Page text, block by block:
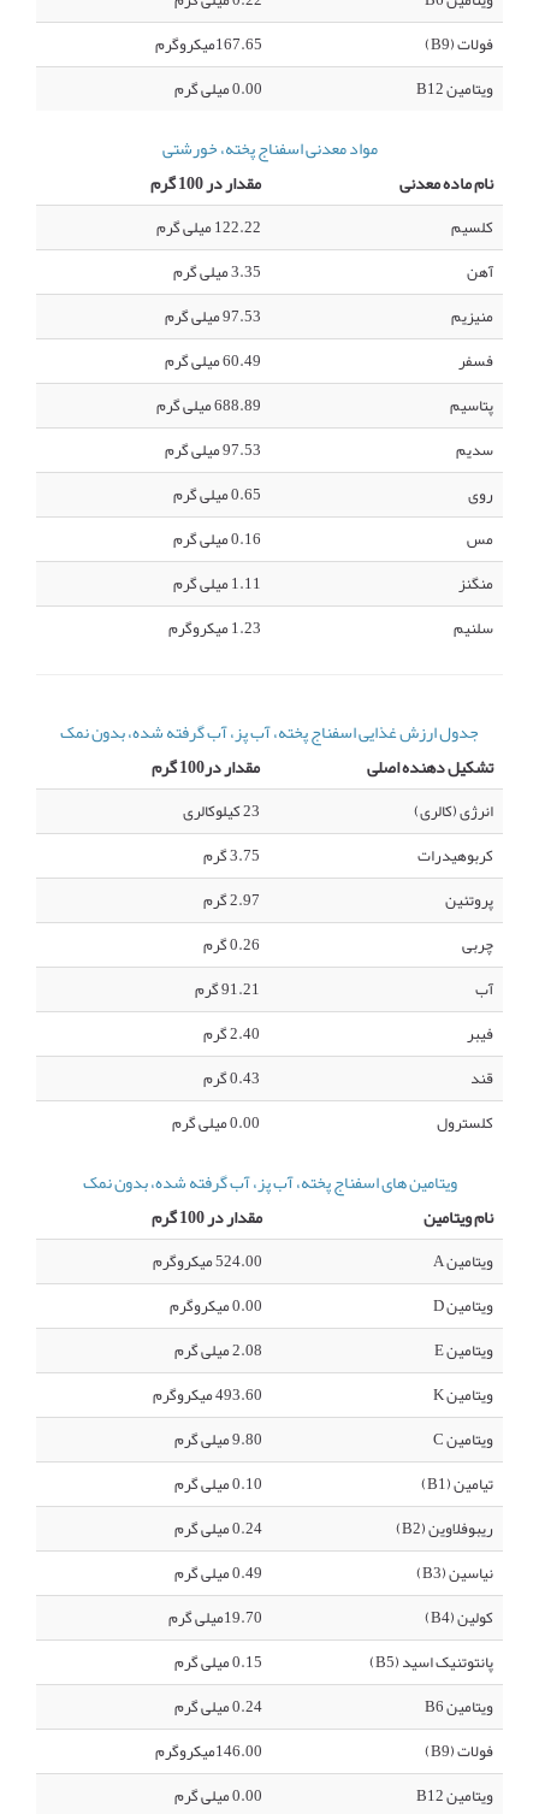
جدول ارزش غذایی اسفناج پخته، آب پز، آب گرفته شده، بدون نمک
تشکیل دهنده اصلی
مقدار در100 گرم
انرژی (کالری)
23 کیلوکالری
کربوهیدرات
3.75 گرم
پروتئین
2.97 گرم
چربی
0.26 گرم
آب
91.21 گرم
فیبر
2.40 گرم
قند
0.43 گرم
کلسترول
0.00 میلی گرم
ویتامین های اسفناج پخته، آب پز، آب گرفته شده، بدون نمک
نام ویتامین
مقدار در 100 گرم
ویتامین A
524.00 میکروگرم
ویتامین D
0.00 میکروگرم
ویتامین E
2.08 میلی گرم
ویتامین K
493.60 میکروگرم
ویتامین C
9.80 میلی گرم
تیامین (B1)
0.10 میلی گرم
ریبوفلاوین (B2)
0.24 میلی گرم
نیاسین (B3)
0.49 میلی گرم
کولین (B4)
19.70میلی گرم
پانتوتنیک اسید (B5)
0.15 میلی گرم
ویتامین B6
0.24 میلی گرم
فولات (B9)
146.00میکروگرم
ویتامین B12
0.00 میلی گرم
فولات (B9)
167.65میکروگرم
ویتامین B12
0.00 میلی گرم
مواد معدنی اسفناج پخته، خورشتی
نام ماده معدنی
مقدار در 100 گرم
کلسیم
122.22 میلی گرم
آهن
3.35 میلی گرم
منیزیم
97.53 میلی گرم
فسفر
60.49 میلی گرم
پتاسیم
688.89 میلی گرم
سدیم
97.53 میلی گرم
روی
0.65 میلی گرم
مس
0.16 میلی گرم
منگنز
1.11 میلی گرم
سلنیم
1.23 میکروگرم